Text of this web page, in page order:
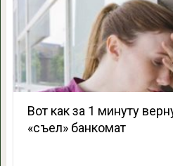
Вот как за 1 минуту
«съел» банкомат